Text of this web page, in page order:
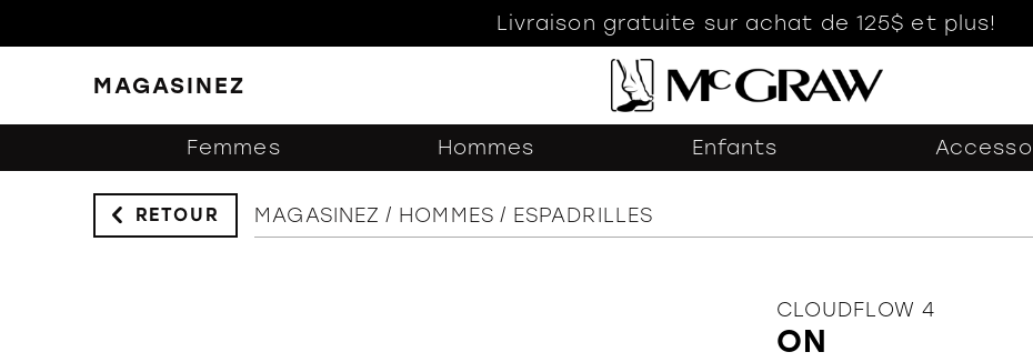
Livraison gratuite sur achat de 125$ et plus!
MAGASINEZ
FILTRES
Femmes Hommes Enfants
RETOUR MAGASINEZ HOMMES ESPADRILLES
CLOUDFLOW 4
ON